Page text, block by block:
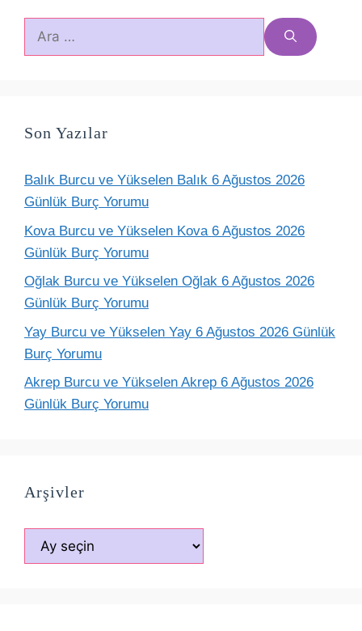
için
Son Yazılar
Balık Burcu ve Yükselen Balık 6 Ağustos 2026
Günlük Burç Yorumu
Kova Burcu ve Yükselen Kova 6 Ağustos 2026
Günlük Burç Yorumu
Oğlak Burcu ve Yükselen Oğlak 6 Ağustos 2026
Günlük Burç Yorumu
Yay Burcu ve Yükselen Yay 6 Ağustos 2026 Günlük
Burç Yorumu
Akrep Burcu ve Yükselen Akrep 6 Ağustos 2026
Günlük Burç Yorumu
Arşivler
Arşivler